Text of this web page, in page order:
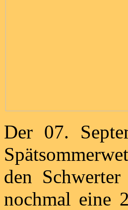
Der 07.
den
nochmal eine